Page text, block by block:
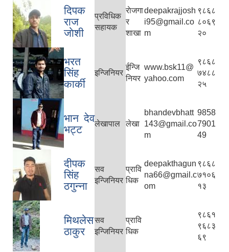
दिपक
राज
जाेशी
प्रविधिक
सहायक
राेजगा
र
शाखा
deepakrajjosh
i95@gmail.co
m
९८६८
८०६९
२०
भरत
सिंह
कार्की
इन्जिनियर
ईन्जि
नियर
www.bsk11@
yahoo.com
९८६८
७४८८
२५
भान देव
भट्ट
लेखापाल लेखा
bhandevbhatt
143@gmail.co
m
9858
7901
49
दीपक
सिंह
ठगुन्ना
सव
इन्जिनियर
प्रावि
धिक
deepakthagun
na66@gmail.c
om
९८६८
७१०६
१३
मिथलेस
ठाकुर
सव
इन्जिनियर
प्रावि
धिक
९८६१
९६८३
६९